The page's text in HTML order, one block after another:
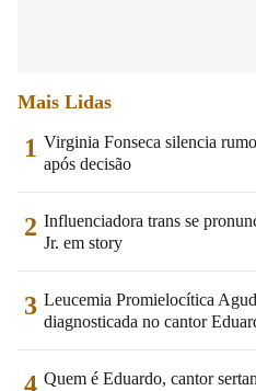
Mais Lidas
1 Virginia Fonseca silencia
após decisão
2 Influenciadora trans se
Jr. em story
3 Leucemia Promielocítica
diagnosticada no cantor
4 Quem é Eduardo, cantor